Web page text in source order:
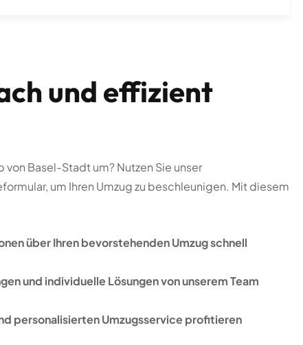
von Basel-Stadt um? Nutzen Sie unser
um Ihren Umzug zu beschleunigen. Mit diesem
über Ihren bevorstehenden Umzug schnell
und individuelle Lösungen von unserem Team
personalisierten Umzugsservice profitieren